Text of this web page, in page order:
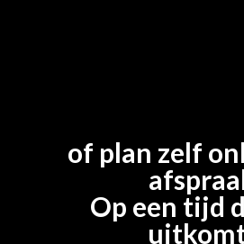
of plan zelf
Op een tijd